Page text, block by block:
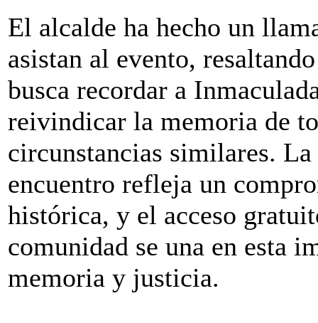
El alcalde ha hecho un
asistan al evento,
busca recordar a
reivindicar la memoria de
circunstancias similares.
encuentro refleja un
histórica, y el acceso
comunidad se una en esta
memoria y justicia.